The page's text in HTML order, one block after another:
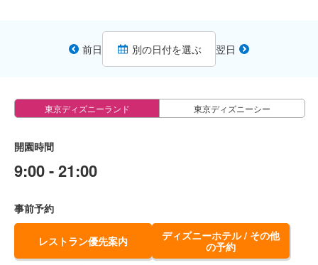
前日 別の日付を選ぶ 翌日
東京ディズニーランド 東京ディズニーシー
開園時間
9:00 - 21:00
事前予約
レストラン優先案内
ディズニーホテル / その他
の予約